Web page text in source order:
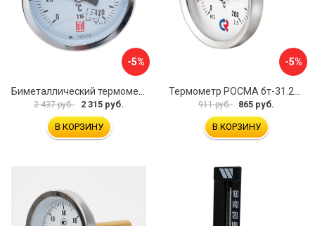
-5%
2 437 руб. 2 315 руб.
В КОРЗИНУ
-5%
911 руб. 865 руб.
В КОРЗИНУ